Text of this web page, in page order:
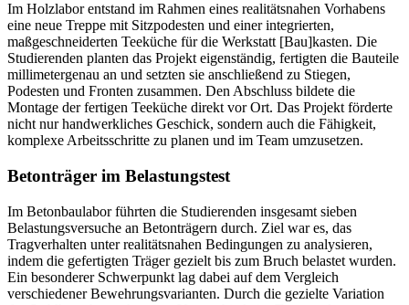
Im Holzlabor entstand im Rahmen eines realitätsnahen Vorhabens
eine neue Treppe mit Sitzpodesten und einer integrierten,
maßgeschneiderten Teeküche für die Werkstatt [Bau]kasten. Die
Studierenden planten das Projekt eigenständig, fertigten die Bauteile
millimetergenau an und setzten sie anschließend zu Stiegen,
Podesten und Fronten zusammen. Den Abschluss bildete die
Montage der fertigen Teeküche direkt vor Ort. Das Projekt förderte
nicht nur handwerkliches Geschick, sondern auch die Fähigkeit,
komplexe Arbeitsschritte zu planen und im Team umzusetzen.
Betonträger im Belastungstest
Im Betonbaulabor führten die Studierenden insgesamt sieben
Belastungsversuche an Betonträgern durch. Ziel war es, das
Tragverhalten unter realitätsnahen Bedingungen zu analysieren,
indem die gefertigten Träger gezielt bis zum Bruch belastet wurden.
Ein besonderer Schwerpunkt lag dabei auf dem Vergleich
verschiedener Bewehrungsvarianten. Durch die gezielte Variation